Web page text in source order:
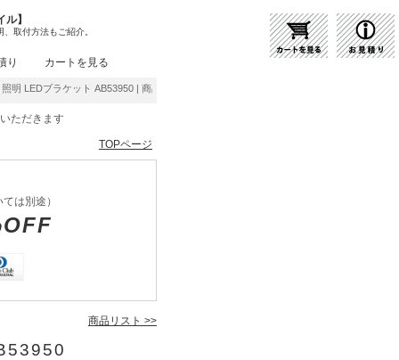
】
取付方法もご紹介。
り カートを見る
ブラケット AB53950 | 商品紹介 | 照明器具の通販・インテリア照明の通信販売【ライ
ただきます
TOPページ
は別途）
商品リスト >>